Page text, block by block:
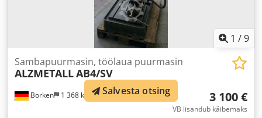
1 /9
Borken 1 368 km
Sambapuurmasin, töölaua puurmasin
ALZMETALLAB4/SV
3 100 €
VB lisandub käibemaks
Salvesta otsing